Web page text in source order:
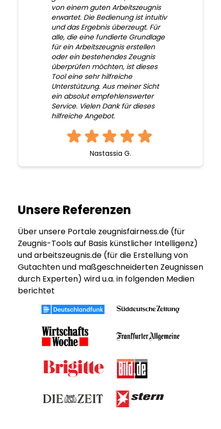
von einem guten Arbeitszeugnis
erwartet. Die Bedienung ist intuitiv
und das Ergebnis überzeugt. Für
alle, die eine fundierte Grundlage
für ein Arbeitszeugnis erstellen
oder ein bestehendes Zeugnis
überprüfen möchten, ist dieses
Tool eine sehr hilfreiche
Unterstützung. Aus meiner Sicht
ein absolut empfehlenswerter
Service. Vielen Dank für dieses
hilfreiche Angebot.
Nastassia G.
Unsere Referenzen
Über unsere Portale zeugnisfairness.de (für
Zeugnis-Tools auf Basis künstlicher Intelligenz)
und arbeitszeugnis.de (für die Erstellung von
Gutachten und maßgeschneiderten Zeugnissen
durch Experten) wird u.a. in folgenden Medien
berichtet